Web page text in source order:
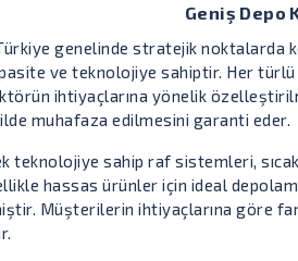
Geniş Depo
genelinde stratejik noktalarda
ve teknolojiye sahiptir. Her
ihtiyaçlarına yönelik
muhafaza edilmesini garanti eder.
teknolojiye sahip raf sistemleri,
hassas ürünler için ideal
Müşterilerin ihtiyaçlarına göre